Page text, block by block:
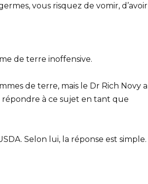
vous risquez de vomir, d’avoir
de terre inoffensive.
de terre, mais le Dr Rich Novy a
à ce sujet en tant que
Selon lui, la réponse est simple.